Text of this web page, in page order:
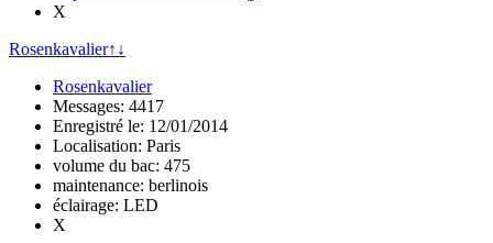
X
Rosenkavalier↑ ↓
Rosenkavalier
Messages: 4417
Enregistré le: 12/01/2014
Localisation: Paris
volume du bac: 475
maintenance: berlinois
éclairage: LED
X